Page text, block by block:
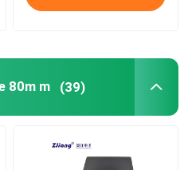
80m m (39)